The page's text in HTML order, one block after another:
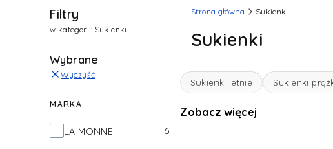
Filtry
w kategorii: Sukienki
Wybrane
Wyczyść
MARKA
Marka
LA MONNE 6
Strona główna Sukienki
Sukienki
Sukienki letnie Sukienki
Zobacz więcej